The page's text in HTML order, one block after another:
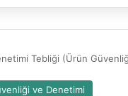
Tebliği (Ürün
ve Denetimi